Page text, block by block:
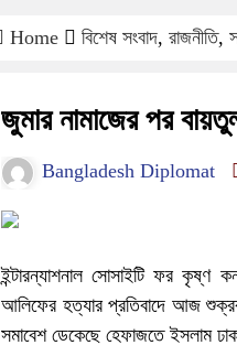
Home বিশেষ সংবাদ, রাজনীতি,
জুমার নামাজের পর
Bangladesh Diplomat
ইন্টারন্যাশনাল সোসাইটি ফর কৃষ্ণ
আলিফের হত্যার প্রতিবাদে আজ
সমাবেশ ডেকেছে হেফাজতে ইসলাম